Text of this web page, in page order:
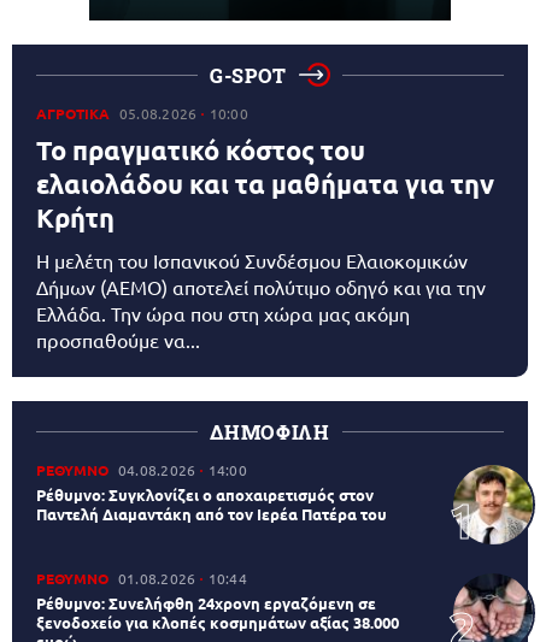
G-SPOT
ΑΓΡΟΤΙΚΑ 05.08.2026 10:00
Το πραγματικό κόστος του
ελαιολάδου και τα μαθήματα για την
Κρήτη
Η μελέτη του Ισπανικού Συνδέσμου Ελαιοκομικών
Δήμων (AEMO) αποτελεί πολύτιμο οδηγό και για την
Ελλάδα. Την ώρα που στη χώρα μας ακόμη
προσπαθούμε να...
ΔΗΜΟΦΙΛΗ
ΡΕΘΥΜΝΟ 04.08.2026 14:00
Ρέθυμνο: Συγκλονίζει ο αποχαιρετισμός στον
Παντελή Διαμαντάκη από τον Ιερέα Πατέρα του
ΡΕΘΥΜΝΟ 01.08.2026 10:44
Ρέθυμνο: Συνελήφθη 24χρονη εργαζόμενη σε
ξενοδοχείο για κλοπές κοσμημάτων αξίας 38.000